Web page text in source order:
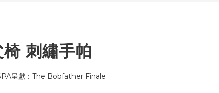
刺繡手帕
呈獻：The Bobfather Finale